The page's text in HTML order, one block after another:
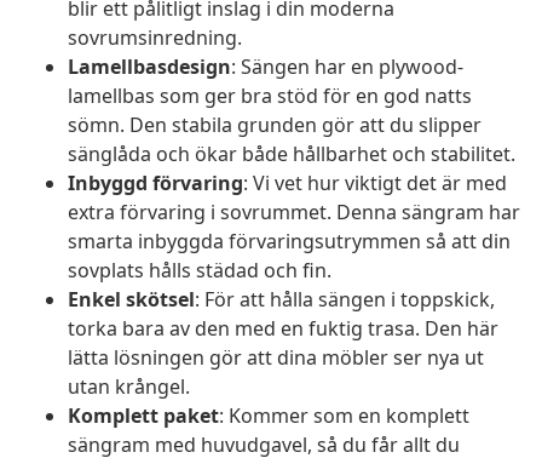
blir ett pålitligt inslag i din moderna
sovrumsinredning.
Lamellbasdesign: Sängen har en plywood-
lamellbas som ger bra stöd för en god natts
sömn. Den stabila grunden gör att du slipper
sänglåda och ökar både hållbarhet och stabilitet.
Inbyggd förvaring: Vi vet hur viktigt det är med
extra förvaring i sovrummet. Denna sängram har
smarta inbyggda förvaringsutrymmen så att din
sovplats hålls städad och fin.
Enkel skötsel: För att hålla sängen i toppskick,
torka bara av den med en fuktig trasa. Den här
lätta lösningen gör att dina möbler ser nya ut
utan krångel.
Komplett paket: Kommer som en komplett
sängram med huvudgavel, så du får allt du